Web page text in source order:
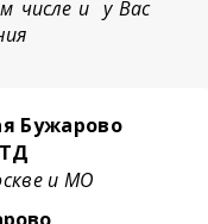
числе и у Вас
Бужарово
и МО